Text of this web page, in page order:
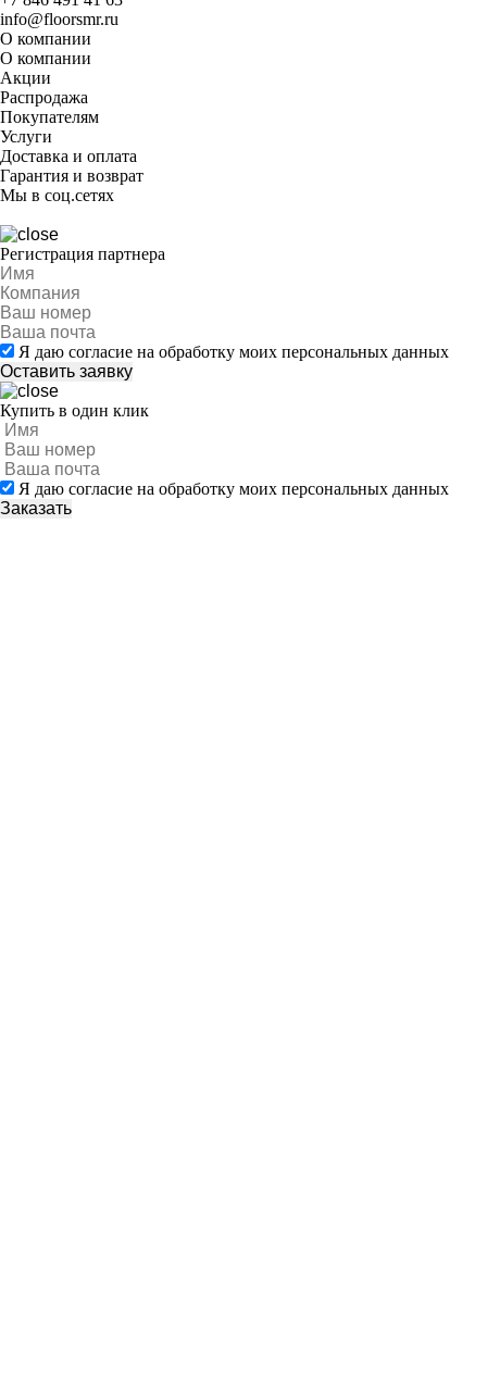
info@floorsmr.ru
О компании
О компании
Акции
Распродажа
Покупателям
Услуги
Доставка и оплата
Гарантия и возврат
Мы в соц.сетях
Регистрация партнера
Я даю согласие на обработку моих персональных данных
Купить в один клик
Я даю согласие на обработку моих персональных данных